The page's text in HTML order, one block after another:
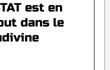
est en
dans le